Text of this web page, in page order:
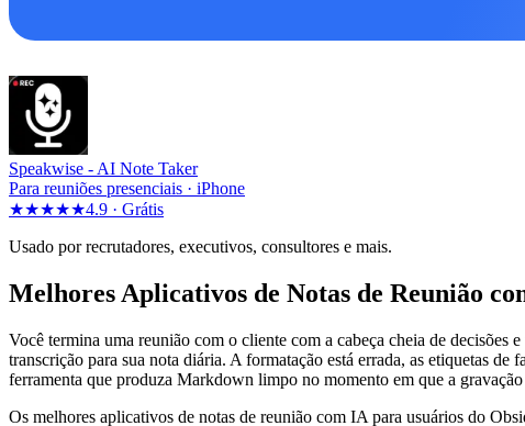
Speakwise - AI Note Taker
Para reuniões presenciais · iPhone
★★★★★4.9 · Grátis
Usado por recrutadores, executivos, consultores e mais.
Melhores Aplicativos de Notas de Reunião
Você termina uma reunião com o cliente com a cabeça cheia de
transcrição para sua nota diária. A formatação está errada, as etiquetas
ferramenta que produza Markdown limpo no momento em que a
Os melhores aplicativos de notas de reunião com IA para usuários do